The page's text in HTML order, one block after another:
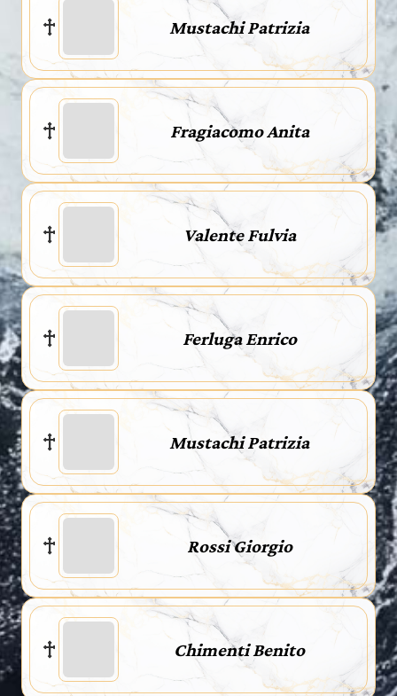
Mustachi Patrizia
Fragiacomo Anita
Valente Fulvia
Ferluga Enrico
Mustachi Patrizia
Rossi Giorgio
Chimenti Benito